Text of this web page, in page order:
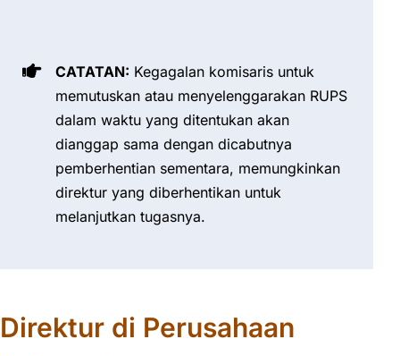
CATATAN: Kegagalan komisaris untuk
memutuskan atau menyelenggarakan RUPS
dalam waktu yang ditentukan akan
dianggap sama dengan dicabutnya
pemberhentian sementara, memungkinkan
direktur yang diberhentikan untuk
melanjutkan tugasnya.
Direktur di Perusahaan